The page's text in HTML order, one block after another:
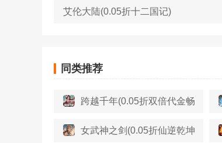
艾伦大陆(0.05折十二国记)
同类推荐
跨越千年(0.05折双倍代金畅玩版)
女武神之剑(0.05折仙逆乾坤)